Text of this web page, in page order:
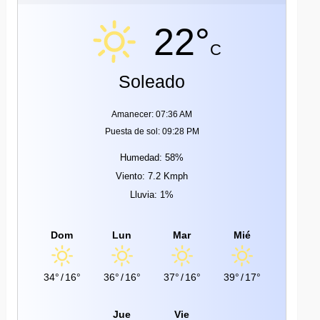
22°C
Soleado
Amanecer: 07:36 AM
Puesta de sol: 09:28 PM
Humedad: 58%
Viento: 7.2 Kmph
Lluvia: 1%
Dom
34°/ 16°
Lun
36°/ 16°
Mar
37°/ 16°
Mié
39°/ 17°
Jue Vie